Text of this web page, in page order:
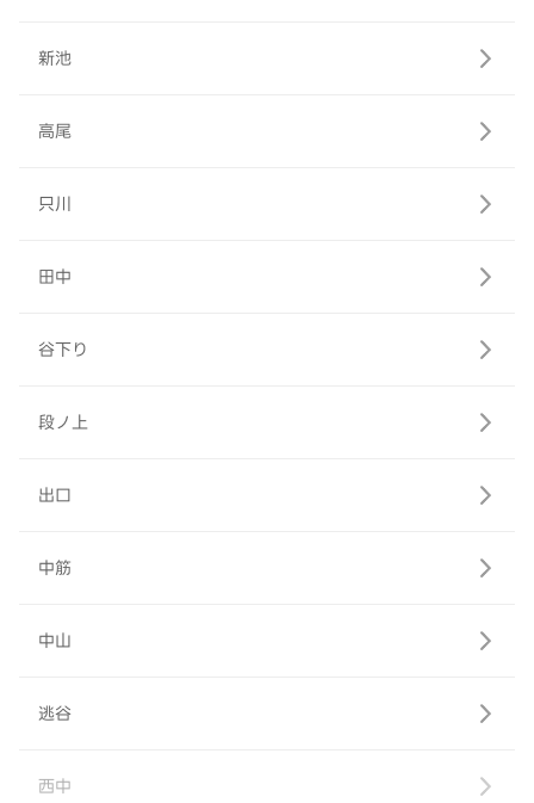
新池
高尾
只川
田中
谷下り
段ノ上
出口
中筋
中山
逃谷
西中